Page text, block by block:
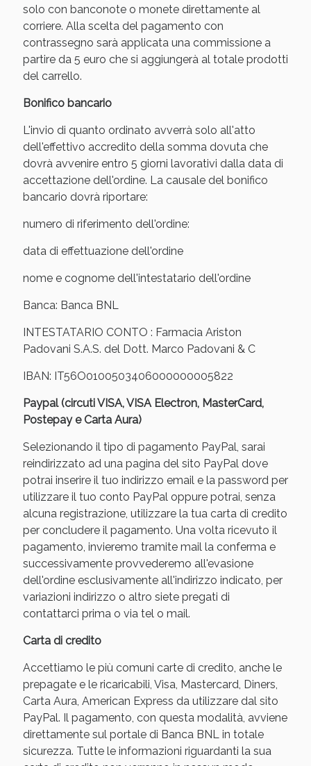
solo con banconote o monete direttamente al
corriere. Alla scelta del pagamento con
contrassegno sarà applicata una commissione a
partire da 5 euro che si aggiungerà al totale prodotti
del carrello.
Bonifico bancario
L'invio di quanto ordinato avverrà solo all'atto
dell'effettivo accredito della somma dovuta che
dovrà avvenire entro 5 giorni lavorativi dalla data di
accettazione dell'ordine. La causale del bonifico
bancario dovrà riportare:
numero di riferimento dell'ordine:
data di effettuazione dell'ordine
nome e cognome dell'intestatario dell'ordine
Banca: Banca BNL
INTESTATARIO CONTO : Farmacia Ariston
Padovani S.A.S. del Dott. Marco Padovani & C
IBAN: IT56O0100503406000000005822
Paypal (circuti VISA, VISA Electron, MasterCard,
Postepay e Carta Aura)
Selezionando il tipo di pagamento PayPal, sarai
reindirizzato ad una pagina del sito PayPal dove
potrai inserire il tuo indirizzo email e la password per
utilizzare il tuo conto PayPal oppure potrai, senza
alcuna registrazione, utilizzare la tua carta di credito
per concludere il pagamento. Una volta ricevuto il
pagamento, invieremo tramite mail la conferma e
successivamente provvederemo all'evasione
dell'ordine esclusivamente all'indirizzo indicato, per
variazioni indirizzo o altro siete pregati di
contattarci prima o via tel o mail.
Carta di credito
Accettiamo le più comuni carte di credito, anche le
prepagate e le ricaricabili, Visa, Mastercard, Diners,
Carta Aura, American Express da utilizzare dal sito
PayPal. Il pagamento, con questa modalità, avviene
direttamente sul portale di Banca BNL in totale
sicurezza. Tutte le informazioni riguardanti la sua
Sconto fino al 55% disponibile oggi!